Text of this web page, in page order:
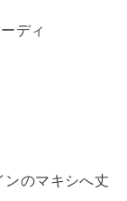
ディ
のマキシへ丈